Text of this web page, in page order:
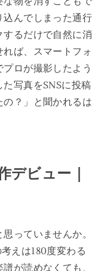
込んでしまった通行
るだけで自然に消
ば、スマートフォ
ロが撮影したよう
写真をSNSに投稿
？」と聞かれるは
ビュー｜
っていませんか。
えは180度変わる
が読めなくても、